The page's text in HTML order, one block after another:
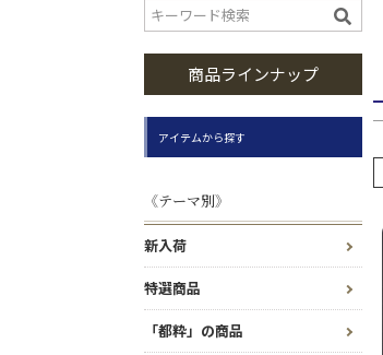
商品ラインナップ
アイテムから探す
《テーマ別》
新入荷
特選商品
「都粋」の商品